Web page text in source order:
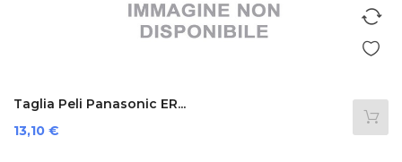
Taglia Peli Panasonic ER...
Prezzo
13,10 €